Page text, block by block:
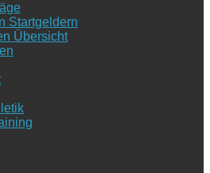
Startgeldern
Übersicht